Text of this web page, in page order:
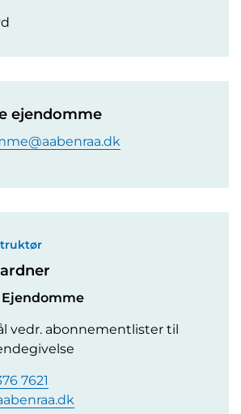
ejendomme
vedr. abonnementlister til
7621